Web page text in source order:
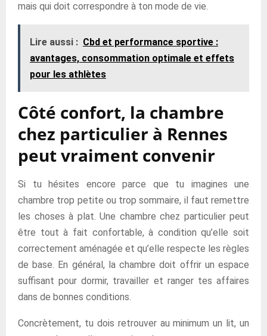
mais qui doit correspondre à ton mode de vie.
Lire aussi : Cbd et performance sportive :
avantages, consommation optimale et effets
pour les athlètes
Côté confort, la chambre
chez particulier à Rennes
peut vraiment convenir
Si tu hésites encore parce que tu imagines une
chambre trop petite ou trop sommaire, il faut remettre
les choses à plat. Une chambre chez particulier peut
être tout à fait confortable, à condition qu’elle soit
correctement aménagée et qu’elle respecte les règles
de base. En général, la chambre doit offrir un espace
suffisant pour dormir, travailler et ranger tes affaires
dans de bonnes conditions.
Concrètement, tu dois retrouver au minimum un lit, un